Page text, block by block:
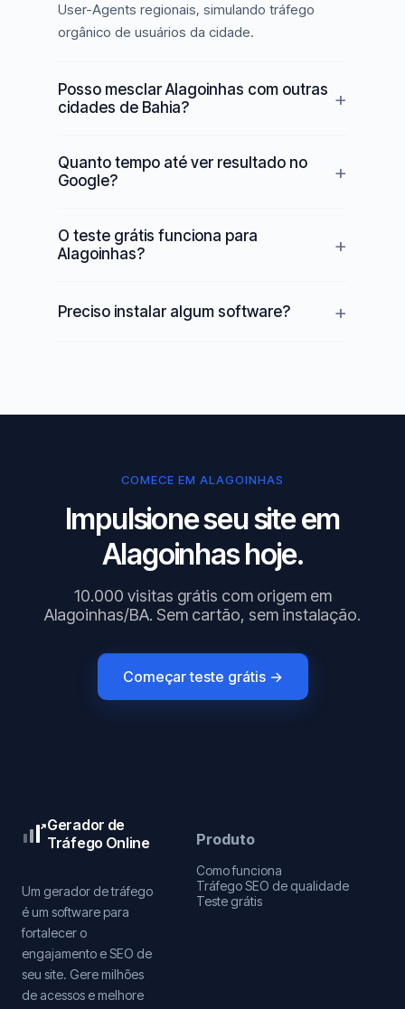
User-Agents regionais, simulando tráfego
orgânico de usuários da cidade.
Posso mesclar Alagoinhas com outras
cidades de Bahia?
Quanto tempo até ver resultado no
Google?
O teste grátis funciona para
Alagoinhas?
Preciso instalar algum software?
COMECE EM ALAGOINHAS
Impulsione seu site em
Alagoinhas hoje.
10.000 visitas grátis com origem em
Alagoinhas/BA. Sem cartão, sem instalação.
Começar teste grátis →
Gerador de
Tráfego Online
Um gerador de tráfego
é um software para
fortalecer o
engajamento e SEO de
seu site. Gere milhões
de acessos e melhore
Produto
Como funciona
Tráfego SEO de qualidade
Teste grátis